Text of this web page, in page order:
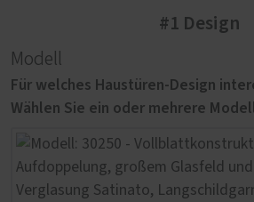
#1 Design
Modell
Für welches Haustüren-Design